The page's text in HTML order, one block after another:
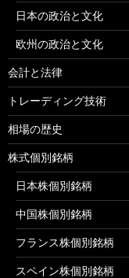
日本の政治と文化
欧州の政治と文化
会計と法律
トレーディング技術
相場の歴史
株式個別銘柄
日本株個別銘柄
中国株個別銘柄
フランス株個別銘柄
スペイン株個別銘柄